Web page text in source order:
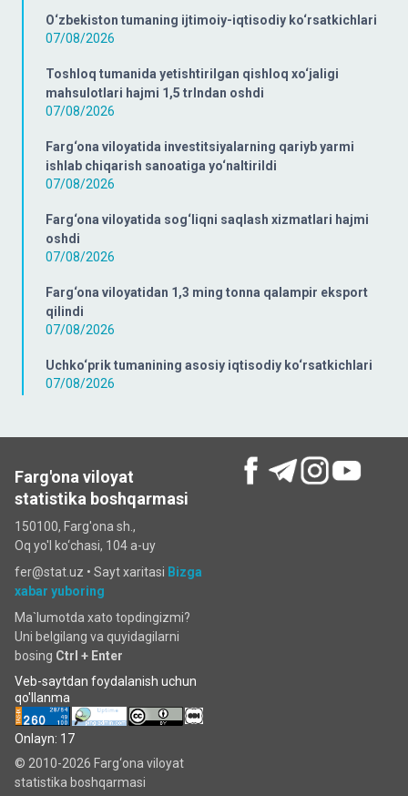
O‘zbekiston tumaning ijtimoiy-iqtisodiy ko‘rsatkichlari
07/08/2026
Toshloq tumanida yetishtirilgan qishloq xo‘jaligi
mahsulotlari hajmi 1,5 trlndan oshdi
07/08/2026
Farg‘ona viloyatida investitsiyalarning qariyb yarmi
ishlab chiqarish sanoatiga yo‘naltirildi
07/08/2026
Farg‘ona viloyatida sog‘liqni saqlash xizmatlari hajmi
oshdi
07/08/2026
Farg‘ona viloyatidan 1,3 ming tonna qalampir eksport
qilindi
07/08/2026
Uchko‘prik tumanining asosiy iqtisodiy ko‘rsatkichlari
07/08/2026
Farg'ona viloyat
statistika boshqarmasi
150100, Farg'ona sh.,
Oq yo'l ko‘chаsi, 104 a-uy
fer@stat.uz • Sayt xaritasi Bizga
xabar yuboring
Ma`lumotda xato topdingizmi?
Uni belgilang va quyidagilarni
bosing Ctrl + Enter
Veb-saytdan foydalanish uchun
qo'llanma
Onlayn: 17
© 2010-2026 Farg‘ona viloyat
statistika boshqarmasi